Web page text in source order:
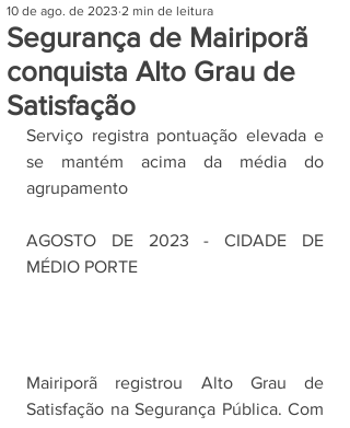
Segurança de Mairiporã
conquista Alto Grau de
Satisfação
10 de ago. de 2023 2 min de leitura
Serviço registra pontuação elevada e
se mantém acima da média do
agrupamento
AGOSTO DE 2023 - CIDADE DE
MÉDIO PORTE
Mairiporã registrou Alto Grau de
Satisfação na Segurança Pública. Com